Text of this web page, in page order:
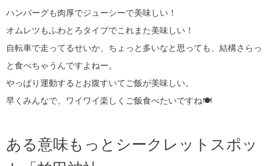
ハンバーグも肉厚でジューシーで美味しい！
オムレツもふわとろタイプでこれまた美味しい！
自転車で走ってるせいか、ちょっと多いなと思っても、結構さらっ
と食べちゃうんですよねー。
やっぱり運動するとお腹すいてご飯が美味しい。
早くみんなで、ワイワイ楽しくご飯食べたいですね🍽
ある意味もっとシークレットスポッ